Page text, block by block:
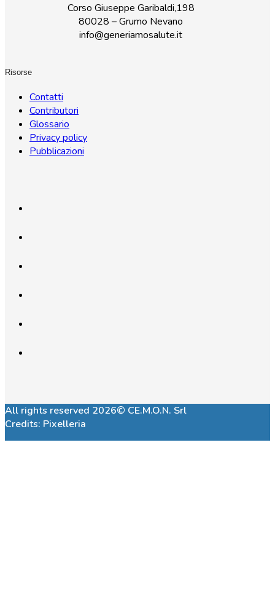
Corso Giuseppe Garibaldi,198
80028 – Grumo Nevano
info@generiamosalute.it
Risorse
Contatti
Contributori
Glossario
Privacy policy
Pubblicazioni
All rights reserved 2026© CE.M.O.N. Srl
Credits: Pixelleria